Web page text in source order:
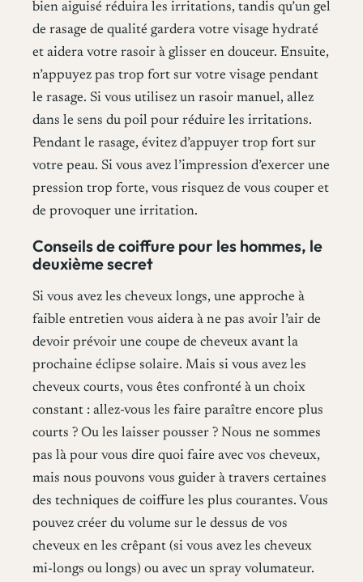
bien aiguisé réduira les irritations, tandis qu’un gel
de rasage de qualité gardera votre visage hydraté
et aidera votre rasoir à glisser en douceur. Ensuite,
n’appuyez pas trop fort sur votre visage pendant
le rasage. Si vous utilisez un rasoir manuel, allez
dans le sens du poil pour réduire les irritations.
Pendant le rasage, évitez d’appuyer trop fort sur
votre peau. Si vous avez l’impression d’exercer une
pression trop forte, vous risquez de vous couper et
de provoquer une irritation.
Conseils de coiffure pour les hommes, le
deuxième secret
Si vous avez les cheveux longs, une approche à
faible entretien vous aidera à ne pas avoir l’air de
devoir prévoir une coupe de cheveux avant la
prochaine éclipse solaire. Mais si vous avez les
cheveux courts, vous êtes confronté à un choix
constant : allez-vous les faire paraître encore plus
courts ? Ou les laisser pousser ? Nous ne sommes
pas là pour vous dire quoi faire avec vos cheveux,
mais nous pouvons vous guider à travers certaines
des techniques de coiffure les plus courantes. Vous
pouvez créer du volume sur le dessus de vos
cheveux en les crêpant (si vous avez les cheveux
mi-longs ou longs) ou avec un spray volumateur.